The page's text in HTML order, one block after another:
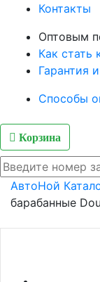
Контакты
Оптовым
Как стать
Гарантия
Способы
Корзина
АвтоНой
барабанные